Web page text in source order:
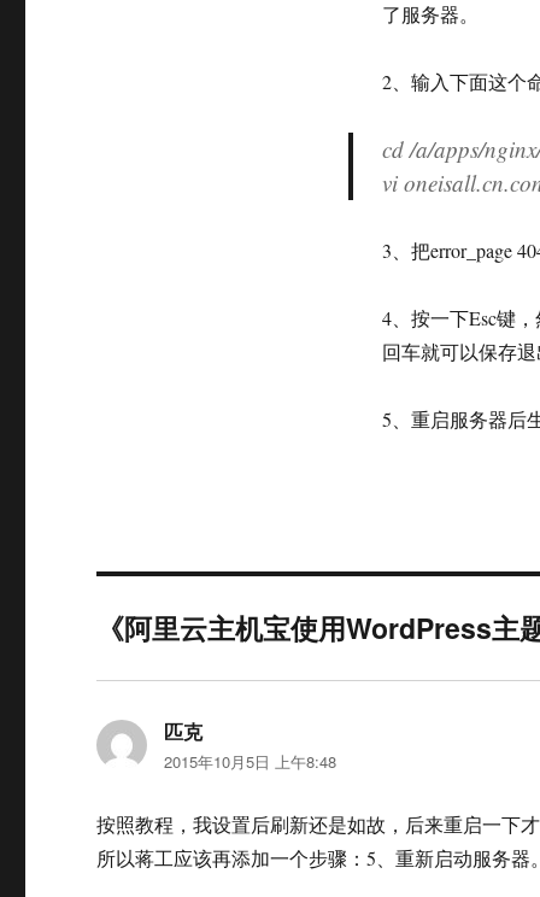
了服务器。
2、输入下面这个
cd /a/apps/
vi
3、把error_page
4、按一下Esc键
回车就可以保存
5、重启服务器后
《阿里云主机宝使用WordPress
匹克说
道：
2015年10月5日 上午8:48
按照教程，我设置后刷新还是如故，后来重启一下
所以蒋工应该再添加一个步骤：5、重新启动服务器